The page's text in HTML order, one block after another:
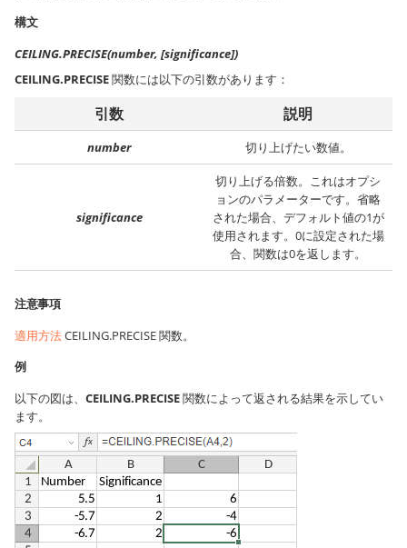
構文
CEILING.PRECISE(number, [significance])
CEILING.PRECISE関数には以下の引数があります：
引数 説明
number 切り上げたい数値。
significance
切り上げる倍数。これはオプシ
ョンのパラメーターです。省略
された場合、デフォルト値の1が
使用されます。0に設定された場
合、関数は0を返します。
注意事項
適用方法CEILING.PRECISE 関数。
例
以下の図は、 CEILING.PRECISE関数によって返される結果を示してい
ます。